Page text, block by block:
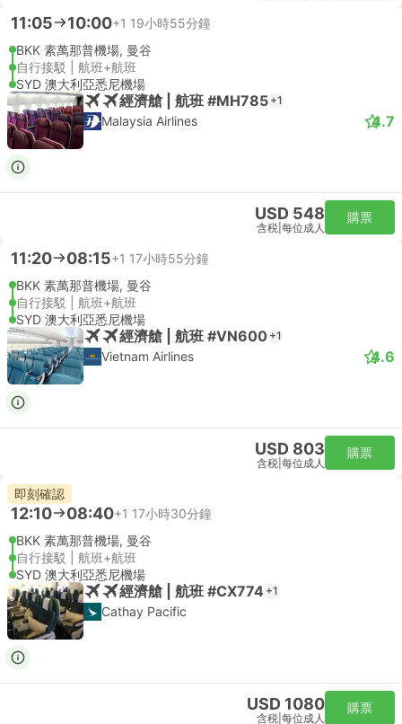
11:05 10:00+1 19小時55分鐘
BKK 素萬那普機場, 曼谷
自行接駁 | 航班+航班
SYD 澳大利亞悉尼機場
經濟艙 | 航班 #MH785 +1
Malaysia Airlines 4.7
USD 548
含税 每位成人
購票
11:20 08:15+1 17小時55分鐘
BKK 素萬那普機場, 曼谷
自行接駁 | 航班+航班
SYD 澳大利亞悉尼機場
經濟艙 | 航班 #VN600 +1
Vietnam Airlines 4.6
USD 803
含税 每位成人
購票
即刻確認
12:10 08:40+1 17小時30分鐘
BKK 素萬那普機場, 曼谷
自行接駁 | 航班+航班
SYD 澳大利亞悉尼機場
經濟艙 | 航班 #CX774 +1
Cathay Pacific
USD 1080
含税 每位成人
購票